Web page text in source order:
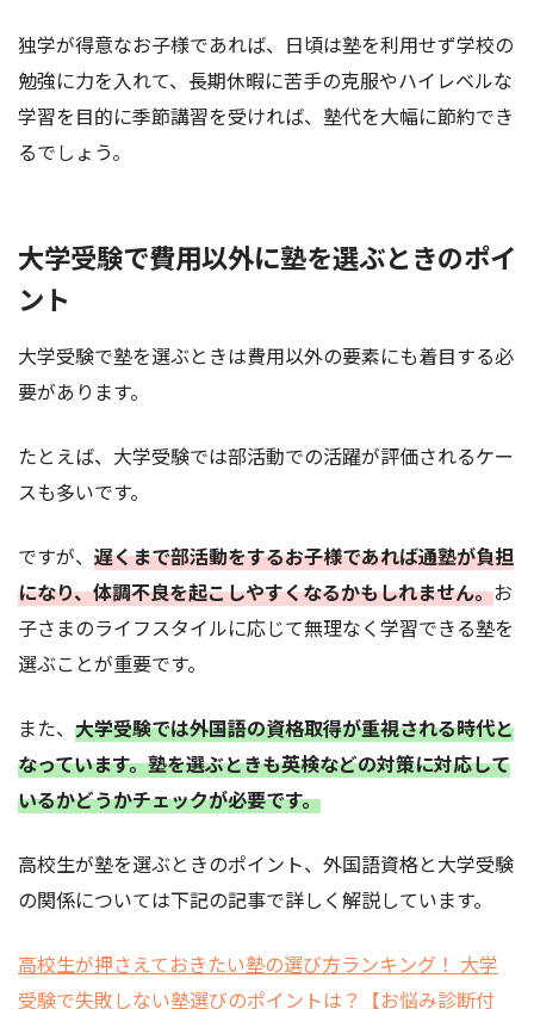
独学が得意なお子様であれば、日頃は塾を利用せず学校の
勉強に力を入れて、長期休暇に苦手の克服やハイレベルな
学習を目的に季節講習を受ければ、塾代を大幅に節約でき
るでしょう。
大学受験で費用以外に塾を選ぶときのポイ
ント
大学受験で塾を選ぶときは費用以外の要素にも着目する必
要があります。
たとえば、大学受験では部活動での活躍が評価されるケー
スも多いです。
ですが、 遅くまで部活動をするお子様であれば通塾が負担
になり、体調不良を起こしやすくなるかもしれません。お
子さまのライフスタイルに応じて無理なく学習できる塾を
選ぶことが重要です。
また、 大学受験では外国語の資格取得が重視される時代と
なっています。塾を選ぶときも英検などの対策に対応して
いるかどうかチェックが必要です。
高校生が塾を選ぶときのポイント、外国語資格と大学受験
の関係については下記の記事で詳しく解説しています。
高校生が押さえておきたい塾の選び方ランキング！ 大学
受験で失敗しない塾選びのポイントは？【お悩み診断付